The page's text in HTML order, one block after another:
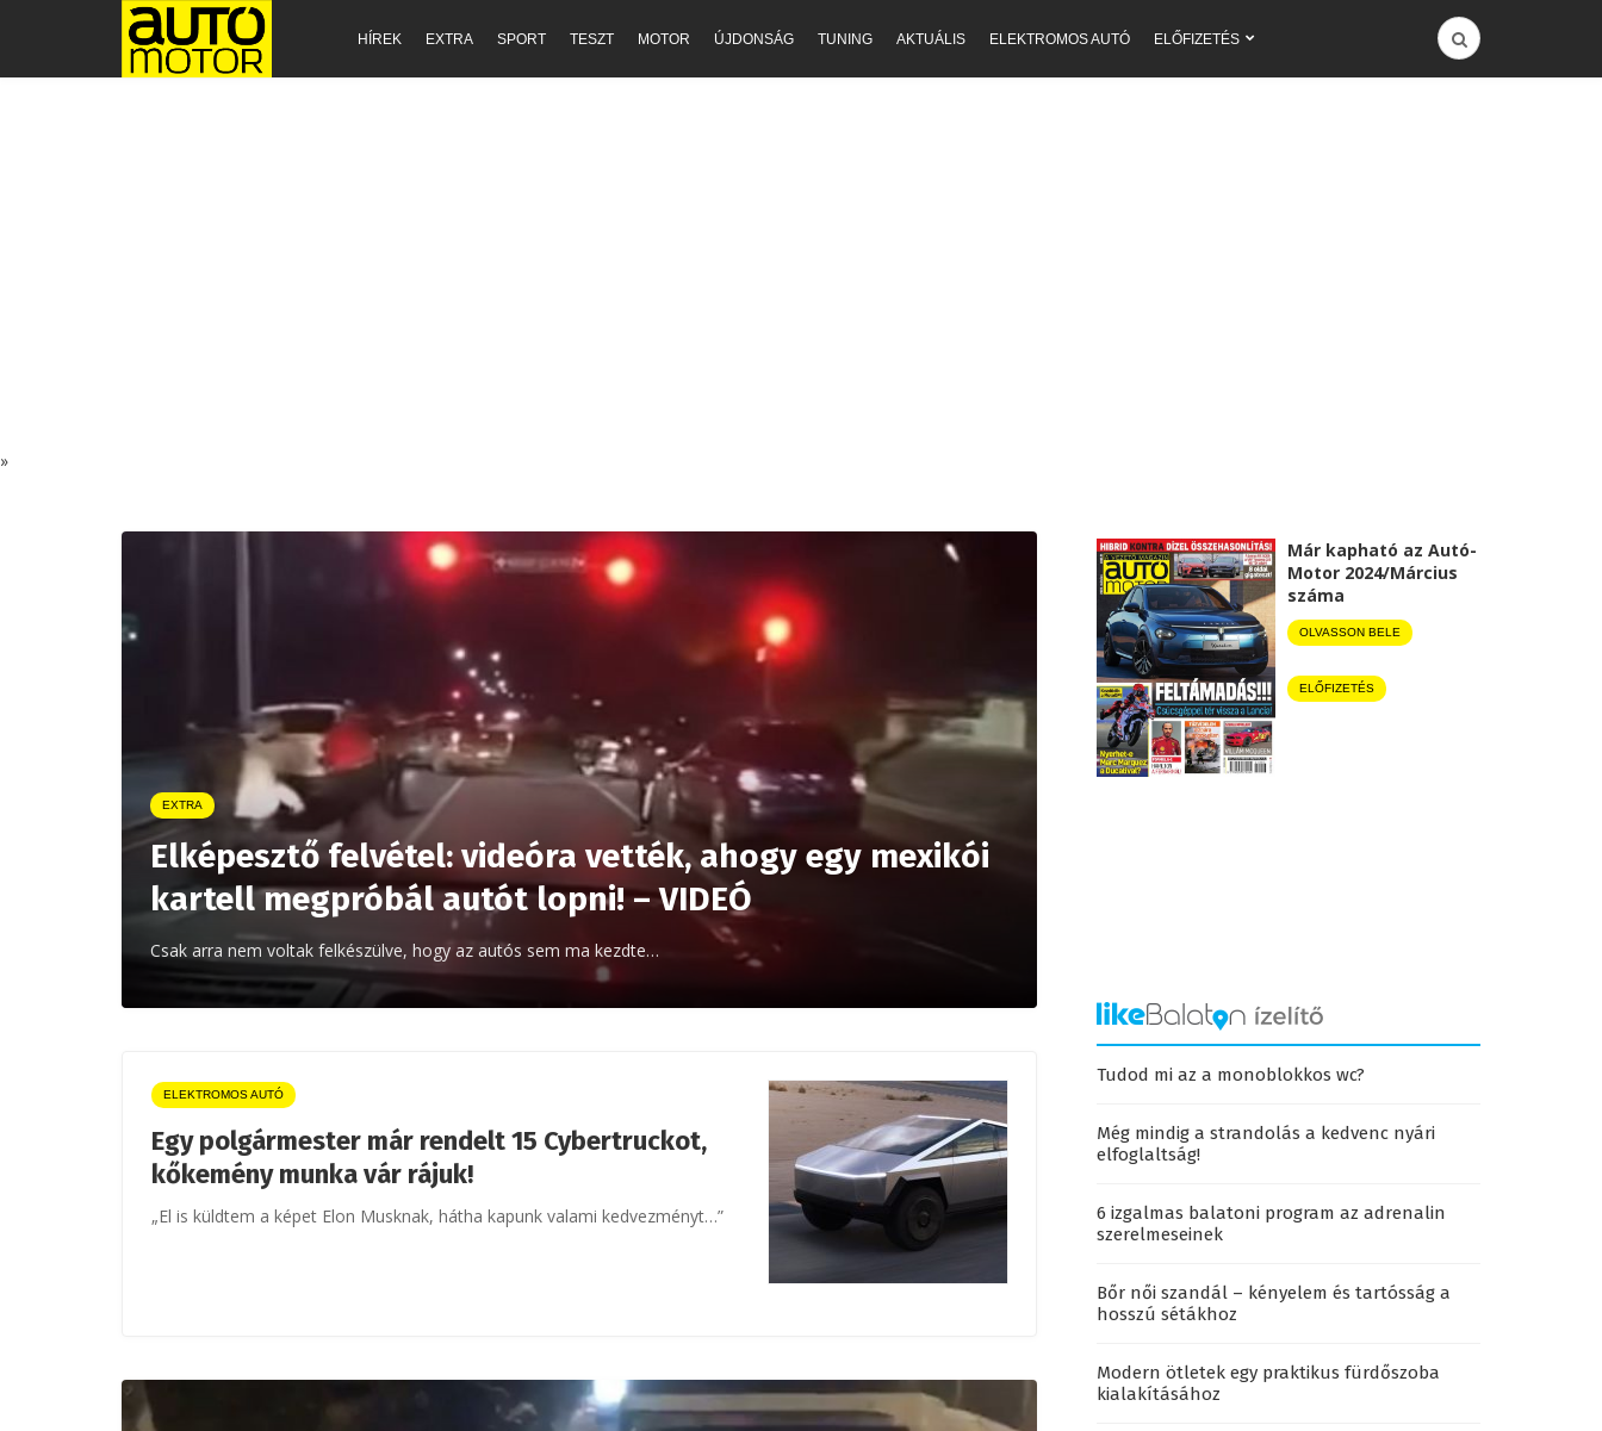
HÍREK EXTRA SPORT TESZT MOTOR ÚJDONSÁG TUNING AKTUÁLIS ELEKTROMOS AUTÓ ELŐFIZETÉS
»
EXTRA
Elképesztő felvétel: videóra vették, ahogy egy mexikói
kartell megpróbál autót lopni! – VIDEÓ
Csak arra nem voltak felkészülve, hogy az autós sem ma kezdte…
ELEKTROMOS AUTÓ
Egy polgármester már rendelt 15 Cybertruckot,
kőkemény munka vár rájuk!
„El is küldtem a képet Elon Musknak, hátha kapunk valami kedvezményt…”
Már kapható az Autó-
Motor 2024/Március
száma
OLVASSON BELE
ELŐFIZETÉS
Tudod mi az a monoblokkos wc?
Még mindig a strandolás a kedvenc nyári
elfoglaltság!
6 izgalmas balatoni program az adrenalin
szerelmeseinek
Bőr női szandál – kényelem és tartósság a
hosszú sétákhoz
Modern ötletek egy praktikus fürdőszoba
kialakításához